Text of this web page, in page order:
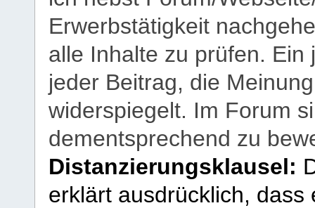
Erwerbstätigkeit
alle Inhalte zu prüfen.
jeder Beitrag, die
widerspiegelt. Im Forum
dementsprechend zu
Distanzierungsklausel:
erklärt ausdrücklich,